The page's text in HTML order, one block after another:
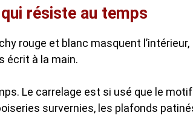
résiste au temps
rouge et blanc masquent l’intérieur,
écrit à la main.
Le carrelage est si usé que le motif
survernies, les plafonds